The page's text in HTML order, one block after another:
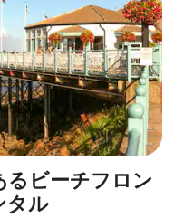
るビーチフロン
タル